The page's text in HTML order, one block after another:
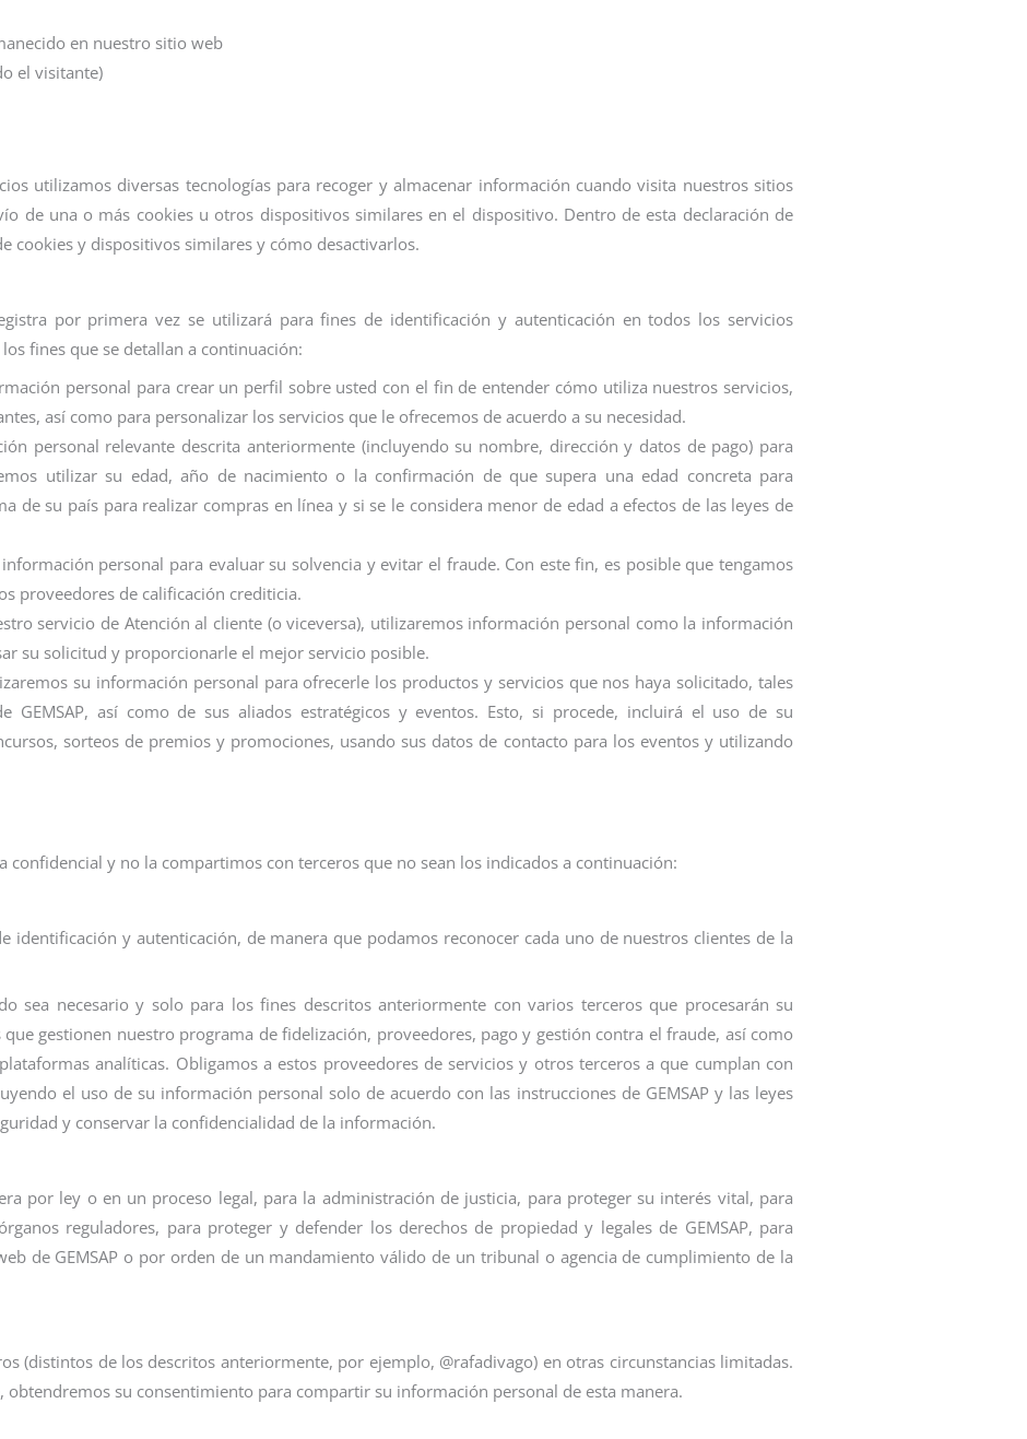
en nuestro sitio web
el visitante)
utilizamos diversas tecnologías para recoger y almacenar información cuando visita nuestros sitios
de una o más cookies u otros dispositivos similares en el dispositivo. Dentro de esta declaración de
cookies y dispositivos similares y cómo desactivarlos.
por primera vez se utilizará para fines de identificación y autenticación en todos los servicios
fines que se detallan a continuación:
personal para crear un perfil sobre usted con el fin de entender cómo utiliza nuestros servicios,
así como para personalizar los servicios que le ofrecemos de acuerdo a su necesidad.
personal relevante descrita anteriormente (incluyendo su nombre, dirección y datos de pago) para
utilizar su edad, año de nacimiento o la confirmación de que supera una edad concreta para
de su país para realizar compras en línea y si se le considera menor de edad a efectos de las leyes de
personal para evaluar su solvencia y evitar el fraude. Con este fin, es posible que tengamos
proveedores de calificación crediticia.
servicio de Atención al cliente (o viceversa), utilizaremos información personal como la información
su solicitud y proporcionarle el mejor servicio posible.
su información personal para ofrecerle los productos y servicios que nos haya solicitado, tales
GEMSAP, así como de sus aliados estratégicos y eventos. Esto, si procede, incluirá el uso de su
sorteos de premios y promociones, usando sus datos de contacto para los eventos y utilizando
y no la compartimos con terceros que no sean los indicados a continuación:
y autenticación, de manera que podamos reconocer cada uno de nuestros clientes de la
sea necesario y solo para los fines descritos anteriormente con varios terceros que procesarán su
gestionen nuestro programa de fidelización, proveedores, pago y gestión contra el fraude, así como
analíticas. Obligamos a estos proveedores de servicios y otros terceros a que cumplan con
el uso de su información personal solo de acuerdo con las instrucciones de GEMSAP y las leyes
y conservar la confidencialidad de la información.
por ley o en un proceso legal, para la administración de justicia, para proteger su interés vital, para
reguladores, para proteger y defender los derechos de propiedad y legales de GEMSAP, para
de GEMSAP o por orden de un mandamiento válido de un tribunal o agencia de cumplimiento de la
(distintos de los descritos anteriormente, por ejemplo, @rafadivago) en otras circunstancias limitadas.
obtendremos su consentimiento para compartir su información personal de esta manera.